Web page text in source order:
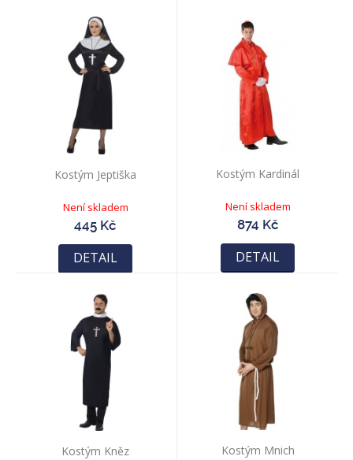
Kostým Jeptiška
Není skladem
445 Kč
DETAIL
Kostým Kardinál
Není skladem
874 Kč
DETAIL
Kostým Kněz Kostým Mnich